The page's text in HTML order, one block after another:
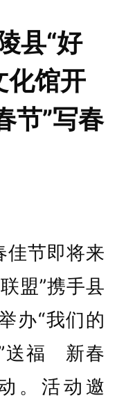
县“好
化馆开
节”写春
节即将来
盟”携手县
办“我们的
送福 新春
。活动邀